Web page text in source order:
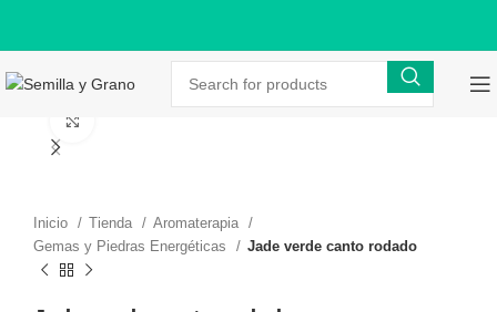
Inicio Tienda
Aromaterapia
Gemas y Piedras Energéticas
Jade verde canto rodado